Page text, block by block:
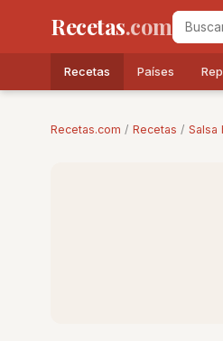
Recetas.com
Recetas Países
Recetas.com / Recetas / Salsa